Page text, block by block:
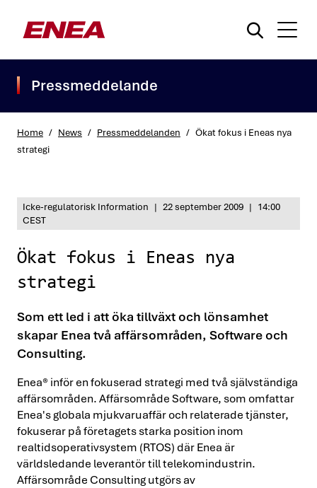
Pressmeddelande
Home / News / Pressmeddelanden / Ökat fokus i Eneas nya
strategi
Icke-regulatorisk Information | 22 september 2009 | 14:00
CEST
Ökat fokus i Eneas nya
strategi
Som ett led i att öka tillväxt och lönsamhet
skapar Enea två affärsområden, Software och
Consulting.
Enea® inför en fokuserad strategi med två självständiga
affärsområden. Affärsområde Software, som omfattar
Enea's globala mjukvaruaffär och relaterade tjänster,
fokuserar på företagets starka position inom
realtidsoperativsystem (RTOS) där Enea är
världsledande leverantör till telekomindustrin.
Affärsområde Consulting utgörs av